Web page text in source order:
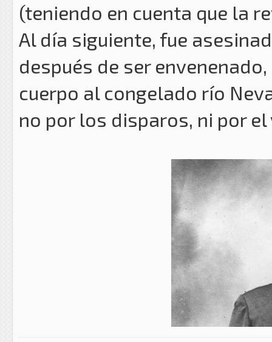
(teniendo en cuenta que la
Al día siguiente, fue
después de ser
cuerpo al congelado río
no por los disparos, ni por el